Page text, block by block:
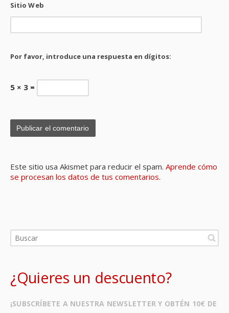
Sitio Web
Por favor, introduce una respuesta en dígitos:
5 × 3 =
Este sitio usa Akismet para reducir el spam. Aprende cómo
se procesan los datos de tus comentarios.
¿Quieres un descuento?
¡SUBSCRÍBETE A NUESTRA NEWSLETTER Y OBTÉN 10€ DE